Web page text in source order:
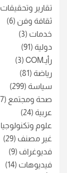
تقارير وتحقيقات
ثقافة وفن (6)
خدمات (3)
دولية (91)
رأيـCOM
(3)
رياضة (81)
سياسة (299)
صحة ومجتمع (7)
عربية (24)
علوم وتكنولوجيا
غير مصنف (29)
فديوغراف (9)
فيديوهات (14)